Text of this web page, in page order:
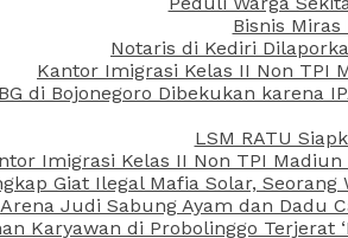
Bisnis
Notaris di Kediri
Kantor Imigrasi Kelas II Non TPI
di Bojonegoro Dibekukan karena
LSM RATU
Imigrasi Kelas II Non TPI
Giat Ilegal Mafia Solar,
Arena Judi Sabung Ayam dan Dadu
Karyawan di Probolinggo Terjerat